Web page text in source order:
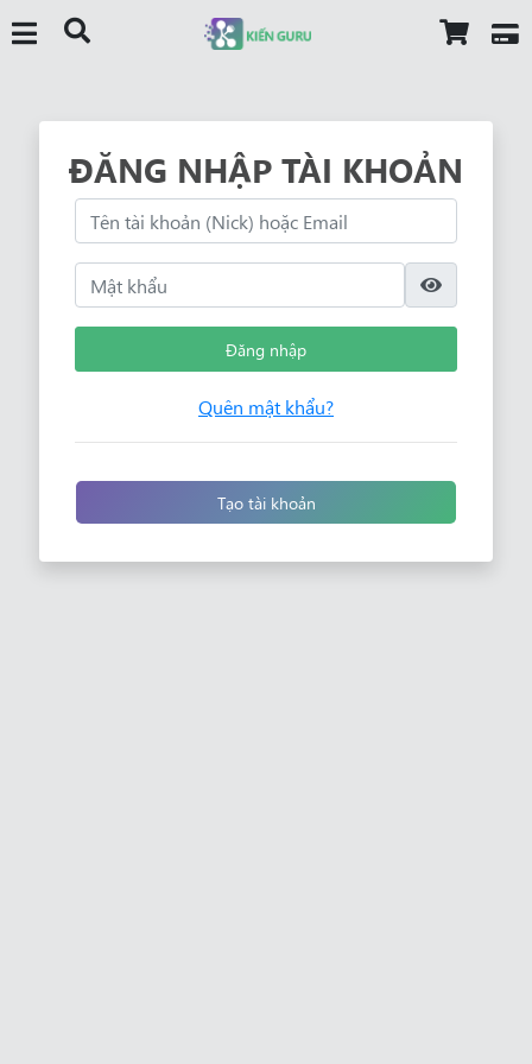
ĐĂNG NHẬP TÀI KHOẢN
Đăng nhập
Quên mật khẩu?
Tạo tài khoản